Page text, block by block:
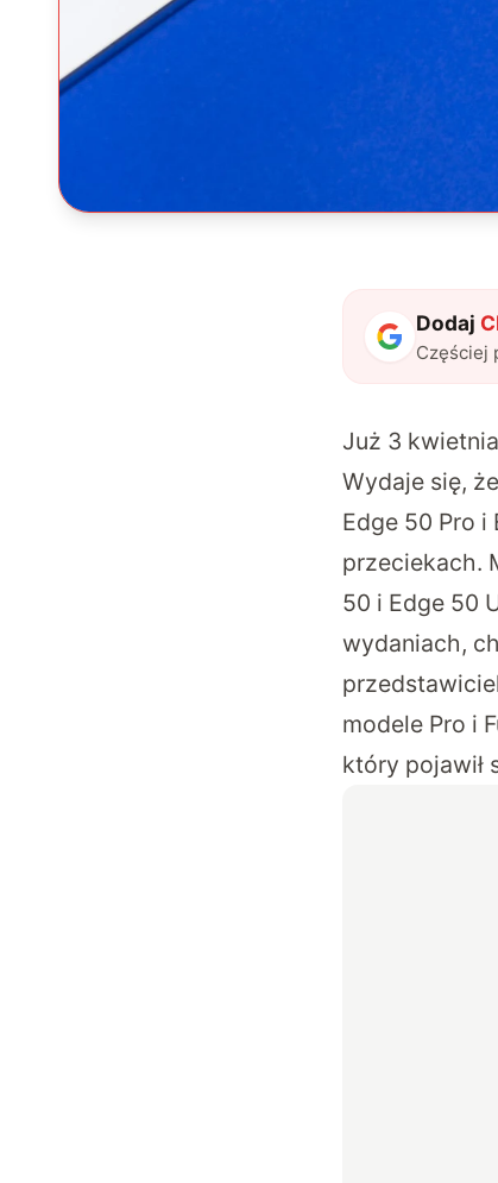
Dodaj
Częściej
Już 3
Wydaje się,
Edge 50 Pro i
przeciekach.
50 i Edge 50
wydaniach,
modele Pro i
który pojawił